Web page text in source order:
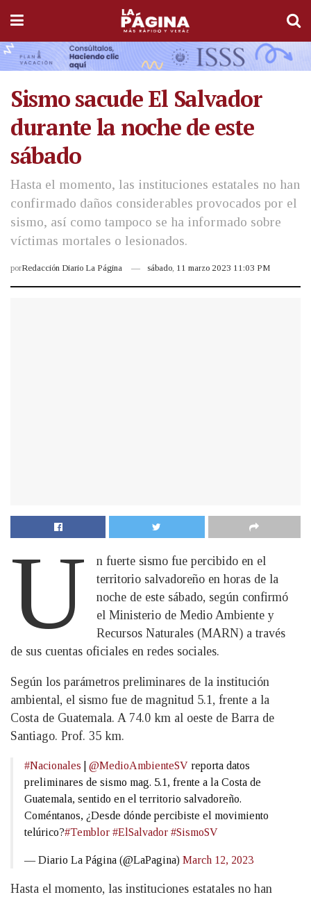
Sismo sacude El Salvador
durante la noche de este
sábado
Hasta el momento, las instituciones estatales no han
confirmado daños considerables provocados por el
sismo, así como tampoco se ha informado sobre
víctimas mortales o lesionados.
porRedacción Diario La Página sábado, 11 marzo 2023 11:03 PM
U
n fuerte sismo fue percibido en el
territorio salvadoreño en horas de la
noche de este sábado, según confirmó
el Ministerio de Medio Ambiente y
Recursos Naturales (MARN) a través
de sus cuentas oficiales en redes sociales.
Según los parámetros preliminares de la institución
ambiental, el sismo fue de magnitud 5.1, frente a la
Costa de Guatemala. A 74.0 km al oeste de Barra de
Santiago. Prof. 35 km.
#Nacionales @MedioAmbienteSV reporta datos
preliminares de sismo mag. 5.1, frente a la Costa de
Guatemala, sentido en el territorio salvadoreño.
Coméntanos, ¿Desde dónde percibiste el movimiento
telúrico?#Temblor #ElSalvador #SismoSV
— Diario La Página (@LaPagina) March 12, 2023
Hasta el momento, las instituciones estatales no han